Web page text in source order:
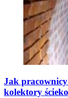
Jak
kolektory